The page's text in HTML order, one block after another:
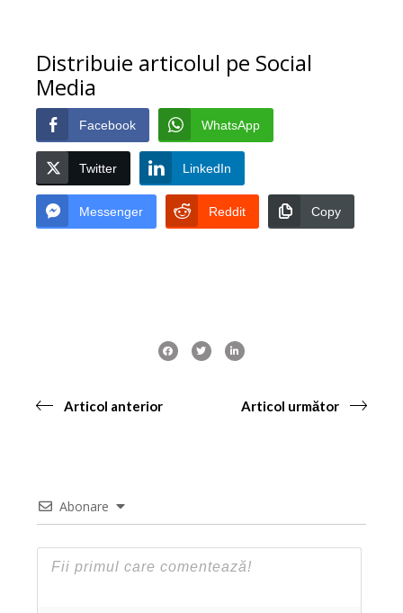
Distribuie articolul pe Social
Media
Facebook WhatsApp
Twitter LinkedIn
Messenger Reddit Copy
Articol anterior Articol următor
Abonare